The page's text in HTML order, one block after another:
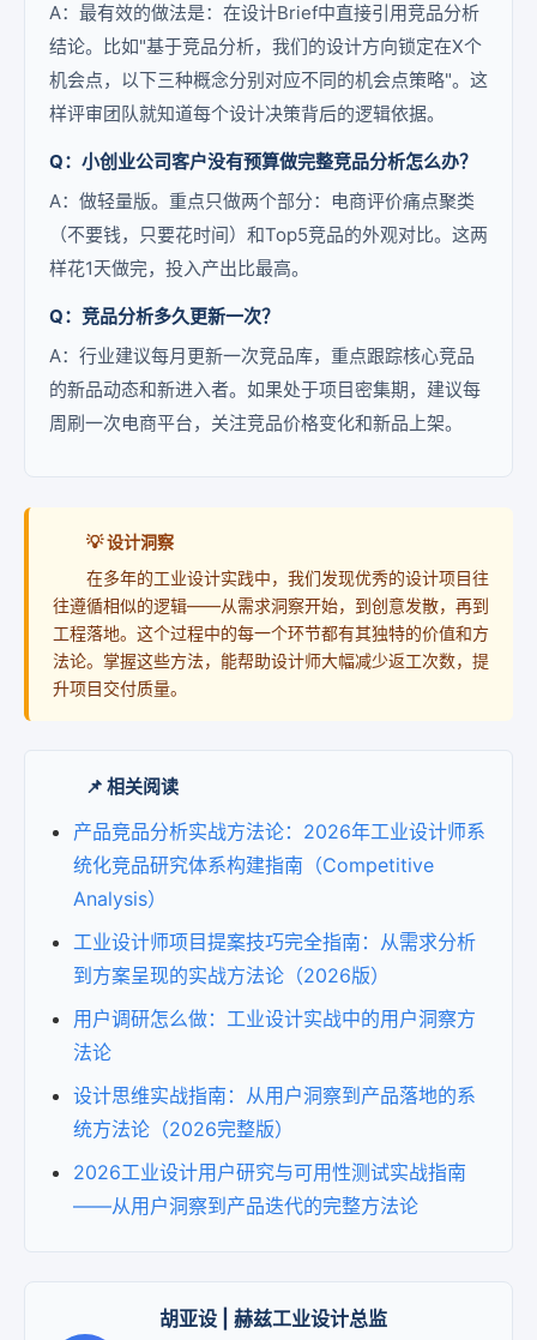
A：最有效的做法是：在设计Brief中直接引用竞品分析
结论。比如"基于竞品分析，我们的设计方向锁定在X个
机会点，以下三种概念分别对应不同的机会点策略"。这
样评审团队就知道每个设计决策背后的逻辑依据。
Q：小创业公司客户没有预算做完整竞品分析怎么办？
A：做轻量版。重点只做两个部分：电商评价痛点聚类
（不要钱，只要花时间）和Top5竞品的外观对比。这两
样花1天做完，投入产出比最高。
Q：竞品分析多久更新一次？
A：行业建议每月更新一次竞品库，重点跟踪核心竞品
的新品动态和新进入者。如果处于项目密集期，建议每
周刷一次电商平台，关注竞品价格变化和新品上架。
💡 设计洞察
在多年的工业设计实践中，我们发现优秀的设计项目往
往遵循相似的逻辑——从需求洞察开始，到创意发散，再到
工程落地。这个过程中的每一个环节都有其独特的价值和方
法论。掌握这些方法，能帮助设计师大幅减少返工次数，提
升项目交付质量。
📌 相关阅读
产品竞品分析实战方法论：2026年工业设计师系
统化竞品研究体系构建指南（Competitive
Analysis）
工业设计师项目提案技巧完全指南：从需求分析
到方案呈现的实战方法论（2026版）
用户调研怎么做：工业设计实战中的用户洞察方
法论
设计思维实战指南：从用户洞察到产品落地的系
统方法论（2026完整版）
2026工业设计用户研究与可用性测试实战指南
——从用户洞察到产品迭代的完整方法论
胡亚设 | 赫兹工业设计总监